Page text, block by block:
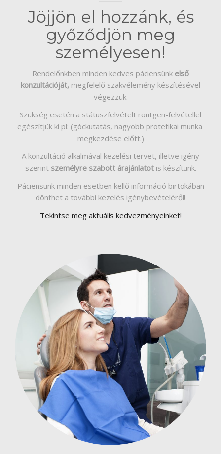
VÉLEMÉNYEK
Jöjjön el hozzánk, és
győződjön meg
személyesen!
Rendelőnkben minden kedves páciensünk első
konzultációját, megfelelő szakvélemény készítésével
végezzük.
Szükség esetén a státuszfelvételt röntgen-felvétellel
egészítjük ki pl: (góckutatás, nagyobb protetikai munka
megkezdése előtt.)
A konzultáció alkalmával kezelési tervet, illetve igény
szerintszemélyre szabott árajánlatotis készítünk.
Páciensünk minden esetben kellő információ birtokában
dönthet a további kezelés igénybevételéről!
Tekintse meg aktuális kedvezményeinket!